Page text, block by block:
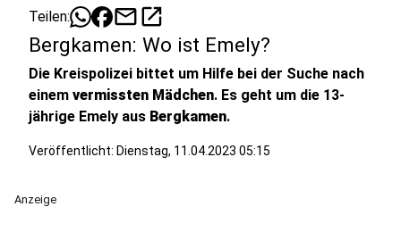
Teilen: mailopen_in_new
Bergkamen: Wo ist Emely?
Die Kreispolizei bittet um Hilfe bei der Suche nach
einem vermissten Mädchen. Es geht um die 13-
jährige Emely aus Bergkamen.
Veröffentlicht: Dienstag, 11.04.2023 05:15
Anzeige